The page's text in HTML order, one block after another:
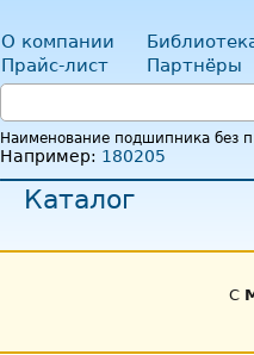
О компании
Прайс-лист
Партнёры
Наименование подшипника без
Например: 180205
Каталог
С